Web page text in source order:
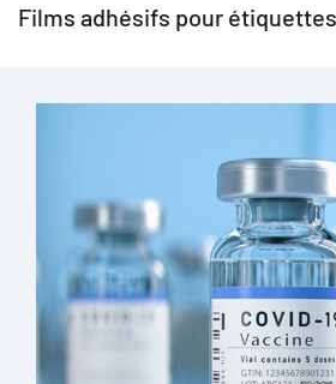
Films adhésifs pour